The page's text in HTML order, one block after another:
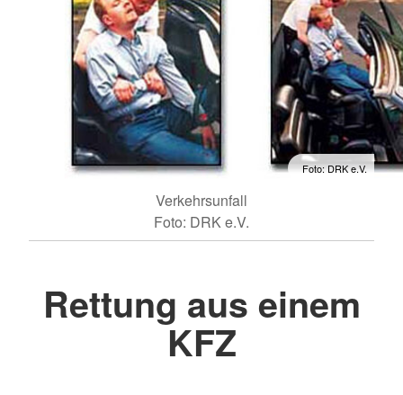
Foto: DRK e.V.
Verkehrsunfall
Foto: DRK e.V.
Rettung aus einem
KFZ